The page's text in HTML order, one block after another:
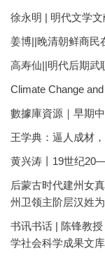
徐永明 | 明代文学
姜博||晚清朝鲜商民
高寿仙||明代后期武
Climate Change
數據庫資源｜早期
王学典：逼人成材
黄兴涛丨19世纪
后蒙古时代建州女
州卫领主阶层汉姓
书讯书话 | 陈锋教
学社会科学成果文库